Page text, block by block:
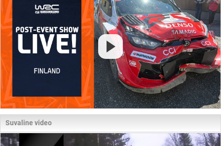
Suvaline video